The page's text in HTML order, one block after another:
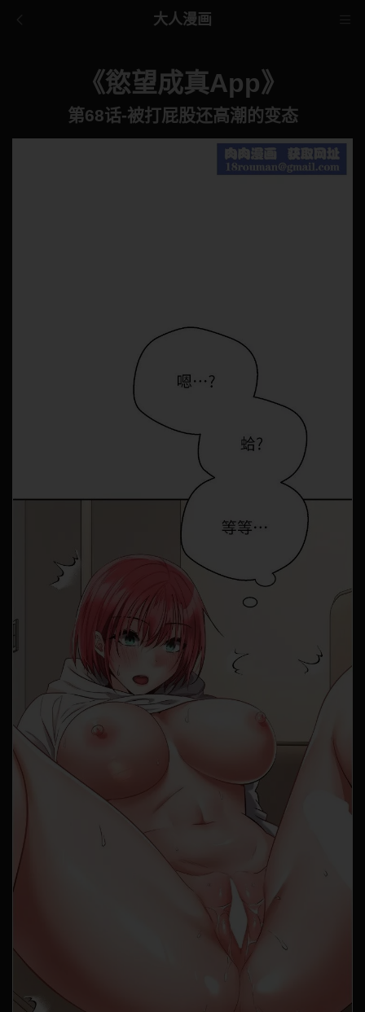
大人漫画
《慾望成真App》
第68话-被打屁股还高潮的变态